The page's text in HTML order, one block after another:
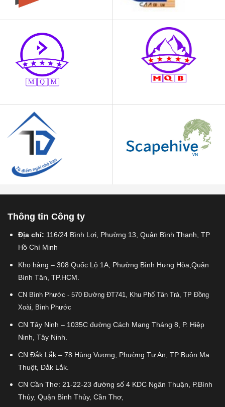
Thông tin Công ty
Địa chỉ: 116/24 Bình Lợi, Phường 13, Quận Bình Thạnh, TP
Hồ Chí Minh
Kho hàng – 308 Quốc Lộ 1A, Phường Bình Hưng Hòa,Quận
Bình Tân, TP.HCM.
CN Bình Phước - 570 Đường ĐT741, Khu Phố Tân Trà, TP Đồng
Xoài, Bình Phước
CN Tây Ninh – 1035C đường Cách Mạng Tháng 8, P. Hiệp
Ninh, Tây Ninh.
CN Đắk Lắk – 78 Hùng Vương, Phường Tự An, TP Buôn Ma
Thuột, Đắk Lắk.
CN Cần Thơ: 21-22-23 đường số 4 KDC Ngân Thuận, P.Bình
Thủy, Quận Bình Thủy, Cần Thơ,